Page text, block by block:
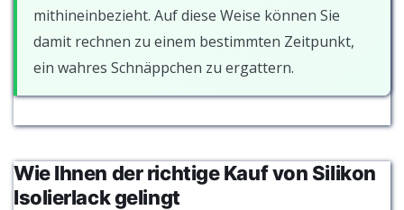
mithineinbezieht. Auf diese Weise können Sie
damit rechnen zu einem bestimmten Zeitpunkt,
ein wahres Schnäppchen zu ergattern.
Wie Ihnen der richtige Kauf von Silikon
Isolierlack gelingt